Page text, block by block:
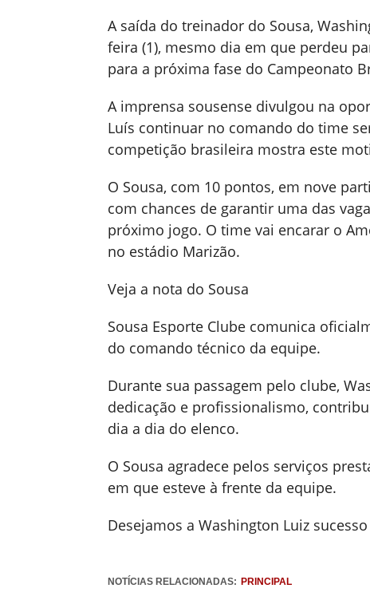
A saída do treinador do Sousa,
feira (1), mesmo dia em que perdeu
para a próxima fase do Campeonato
A imprensa sousense divulgou na
Luís continuar no comando do time
competição brasileira mostra este
O Sousa, com 10 pontos, em nove
com chances de garantir uma das
próximo jogo. O time vai encarar o
no estádio Marizão.
Veja a nota do Sousa
Sousa Esporte Clube comunica
do comando técnico da equipe.
Durante sua passagem pelo clube,
dedicação e profissionalismo,
dia a dia do elenco.
O Sousa agradece pelos serviços
em que esteve à frente da equipe.
Desejamos a Washington Luiz
NOTÍCIAS RELACIONADAS: PRINCIPAL